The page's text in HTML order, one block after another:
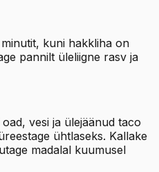
kuni hakkliha on
pannilt üleliigne rasv ja
vesi ja ülejäänud taco
ühtlaseks. Kallake
madalal kuumusel